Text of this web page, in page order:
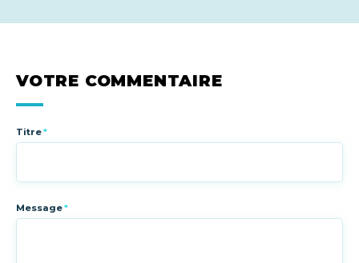
VOTRE COMMENTAIRE
Titre*
Message*